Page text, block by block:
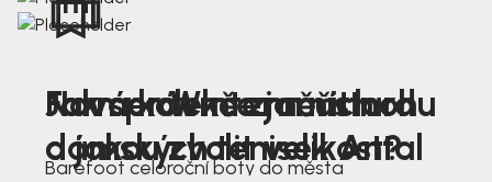
Nová kolekce jarních
dámských tenisek Antal
Jak správně změřit nohu
a jakou zvolit velikost?
Farmer Winter mustard
Barefoot celoroční boty do města